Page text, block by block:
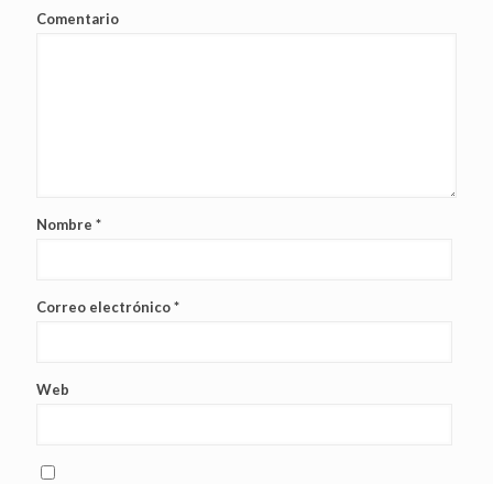
Comentario
Nombre *
Correo electrónico*
Web